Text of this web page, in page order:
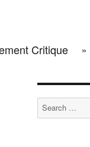
Critique
Search
for: